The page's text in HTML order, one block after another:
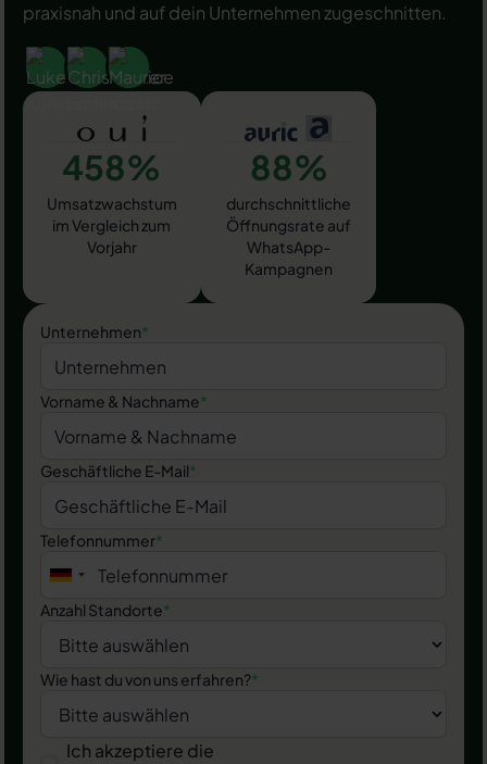
praxisnah und auf dein Unternehmen zugeschnitten.
458%
Umsatzwachstum
im Vergleich zum
Vorjahr
88%
durchschnittliche
Öffnungsrate auf
WhatsApp-
Kampagnen
Unternehmen*
Vorname & Nachname*
Geschäftliche E-Mail*
Telefonnummer*
Anzahl Standorte*
Wie hast du von uns erfahren?*
Ich akzeptiere die